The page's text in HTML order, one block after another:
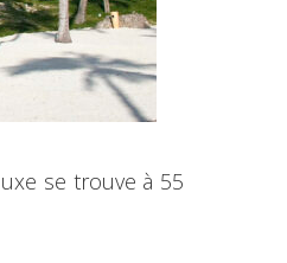
se trouve à 55